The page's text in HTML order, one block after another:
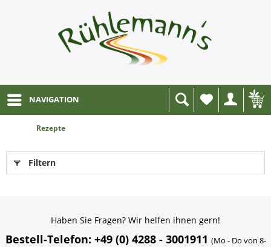
NAVIGATION
Wunschliste
Rezepte
Filtern
Haben Sie Fragen? Wir helfen ihnen gern!
Bestell-Telefon: +49 (0) 4288 - 3001911 (Mo - Do von 8-